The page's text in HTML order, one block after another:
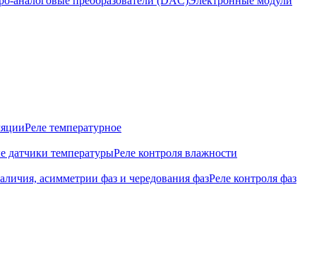
Реле температурное
датчики температурыРеле контроля влажности
асимметрии фаз и чередования фазРеле контроля фаз